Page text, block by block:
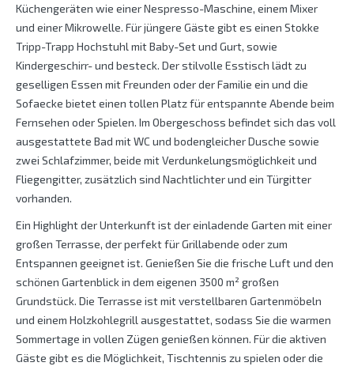
Küchengeräten wie einer Nespresso-Maschine, einem Mixer
und einer Mikrowelle. Für jüngere Gäste gibt es einen Stokke
Tripp-Trapp Hochstuhl mit Baby-Set und Gurt, sowie
Kindergeschirr- und besteck. Der stilvolle Esstisch lädt zu
geselligen Essen mit Freunden oder der Familie ein und die
Sofaecke bietet einen tollen Platz für entspannte Abende beim
Fernsehen oder Spielen. Im Obergeschoss befindet sich das voll
ausgestattete Bad mit WC und bodengleicher Dusche sowie
zwei Schlafzimmer, beide mit Verdunkelungsmöglichkeit und
Fliegengitter, zusätzlich sind Nachtlichter und ein Türgitter
vorhanden.
Ein Highlight der Unterkunft ist der einladende Garten mit einer
großen Terrasse, der perfekt für Grillabende oder zum
Entspannen geeignet ist. Genießen Sie die frische Luft und den
schönen Gartenblick in dem eigenen 3500 m² großen
Grundstück. Die Terrasse ist mit verstellbaren Gartenmöbeln
und einem Holzkohlegrill ausgestattet, sodass Sie die warmen
Sommertage in vollen Zügen genießen können. Für die aktiven
Gäste gibt es die Möglichkeit, Tischtennis zu spielen oder die